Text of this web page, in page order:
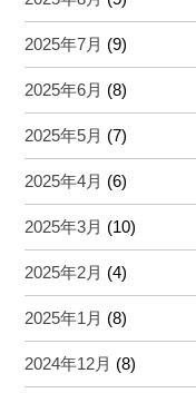
2025年7月 (9)
2025年6月 (8)
2025年5月 (7)
2025年4月 (6)
2025年3月 (10)
2025年2月 (4)
2025年1月 (8)
2024年12月 (8)